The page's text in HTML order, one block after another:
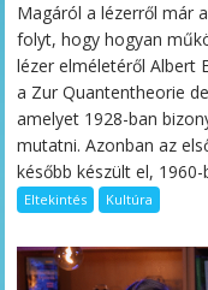
Magáról a lézerről már
folyt, hogy hogyan
lézer elméletéről Albert
a Zur Quantentheorie
amelyet 1928-ban
mutatni. Azonban az
később készült el, 1960-
Eltekintés Kultúra